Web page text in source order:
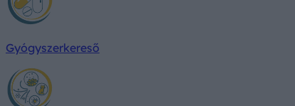
Gyógyszerkereső